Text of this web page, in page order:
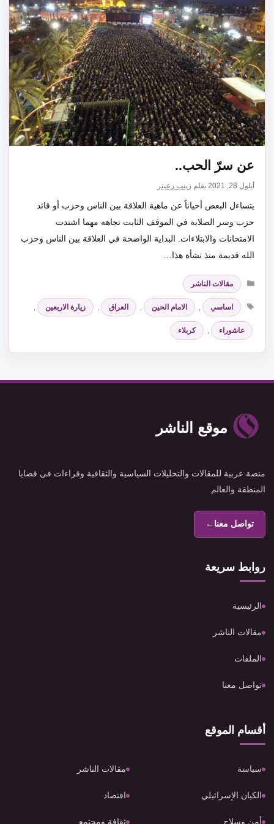
عن سرّ الحب..
أيلول 28, 2021 بقلم زينب زعيتر
يتساءل البعض أحياناً عن ماهية العلاقة بين الناس وحزب أو قائد
حزب وسر الصلابة في الموقف الثابت تجاهه مهما اشتدت
الامتحانات والابتلاءات. البداية الواضحة في العلاقة بين الناس وحزب
الله قديمة منذ نشأة هذا…
التصنيفات
مقالات الناشر
الوسوم
اساسي الامام الحين العراق زيارة الاربعين
عاشوراء كربلاء
موقع الناشر
منصة عربية للمقالات والتحليلات السياسية والثقافية وقراءات في قضايا
المنطقة والعالم
تواصل معنا←
روابط سريعة
الرئيسية
مقالات الناشر
الملفات
تواصل معنا
أقسام الموقع
سياسة مقالات الناشر
الكيان الإسرائيلي اقتصاد
أمن وسلاح ثقافة ومجتمع